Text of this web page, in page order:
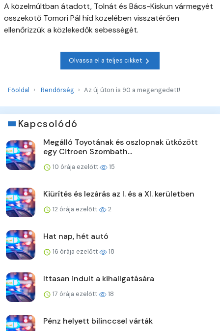
A közelmúltban átadott, Tolnát és Bács-Kiskun vármegyét
összekötő Tomori Pál híd közelében visszatérően
ellenőrizzük a közlekedők sebességét.
Olvassa el a teljes cikket
Főoldal Rendőrség Az új úton is 90 a megengedett!
Kapcsolódó
Megálló Toyotának és oszlopnak ütközött
egy Citroen Szombath...
10 órája ezelőtt 15
Kiürítés és lezárás az I. és a XI. kerületben
12 órája ezelőtt 2
Hat nap, hét autó
16 órája ezelőtt 18
Ittasan indult a kihallgatására
17 órája ezelőtt 18
Pénz helyett bilinccsel várták